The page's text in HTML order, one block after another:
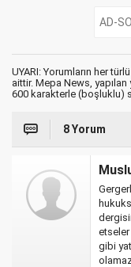
UYARI: Yorumların her
aittir. Mepa News,
600 karakterle (boşluklu)
8 Yorum
gibi